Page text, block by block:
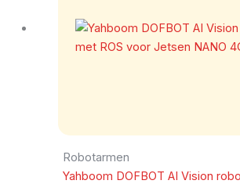
Robotarmen
Yahboom DOFBOT AI Vision